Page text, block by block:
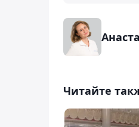
Читайте